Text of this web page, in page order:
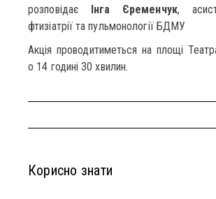
розповідає Інга Єременчук,
фтизіатрії та пульмонології БДМУ
Акція проводитиметься на площі
о 14 годині 30 хвилин.
Корисно знати